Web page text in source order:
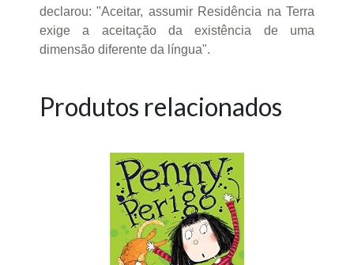
declarou: "Aceitar, assumir Residência na Terra
exige a aceitação da existência de uma
dimensão diferente da língua".
Produtos relacionados